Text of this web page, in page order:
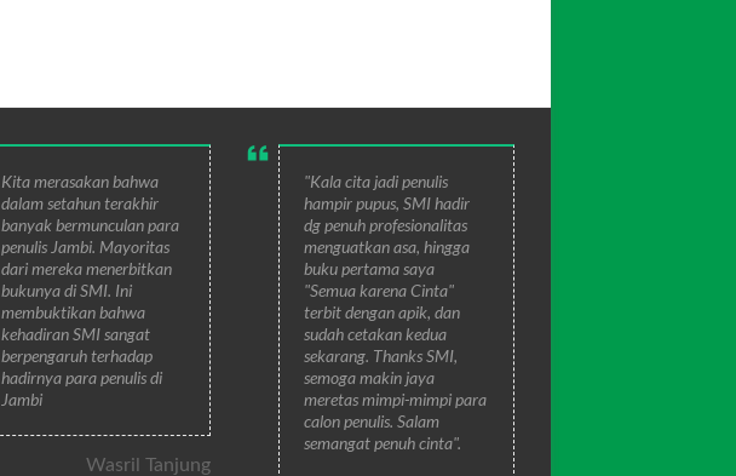
Kita merasakan bahwa
dalam setahun terakhir
banyak bermunculan para
penulis Jambi. Mayoritas
dari mereka menerbitkan
bukunya di SMI. Ini
membuktikan bahwa
kehadiran SMI sangat
berpengaruh terhadap
hadirnya para penulis di
Jambi
Wasril Tanjung
"Kala cita jadi penulis
hampir pupus, SMI hadir
dg penuh profesionalitas
menguatkan asa, hingga
buku pertama saya
"Semua karena Cinta"
terbit dengan apik, dan
sudah cetakan kedua
sekarang. Thanks SMI,
semoga makin jaya
meretas mimpi-mimpi para
calon penulis. Salam
semangat penuh cinta".